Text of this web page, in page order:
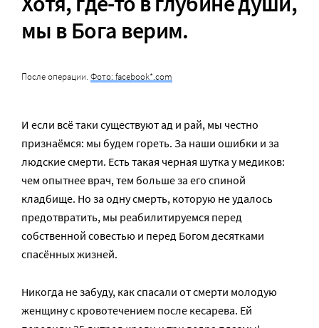
мы в Бога верим.
После операции. Фото: facebook*.com
И если всё­ таки существуют ад и рай, мы честно
признаёмся: мы будем гореть. За наши ошибки и за
людские смерти. Есть такая черная шутка у медиков:
чем опытнее врач, тем больше за его спиной
кладбище. Но за одну смерть, которую не удалось
предотвратить, мы реабилитируемся перед
собственной совестью и перед Богом десятками
спасённых жизней.
Никогда не забуду, как спасали от смерти молодую
женщину с кровотечением после кесарева. Ей